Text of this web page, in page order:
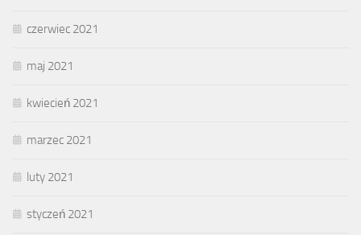
czerwiec 2021
maj 2021
kwiecień 2021
marzec 2021
luty 2021
styczeń 2021